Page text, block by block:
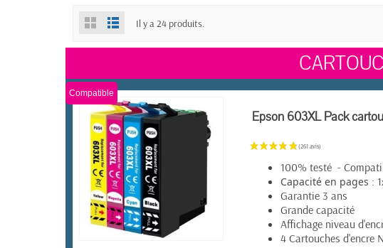
Il y a 24 produits.
Compatible
Epson 603XL Pack
100% testé -
Capacité en pages : 1
Garantie 3 ans
Grande capacité
Affichage niveau
4 Cartouches d'encre